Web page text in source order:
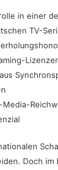
in einer
TV-
Media-
Doch im